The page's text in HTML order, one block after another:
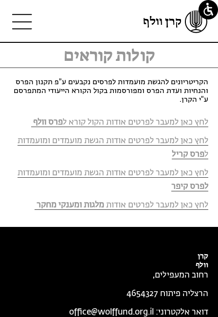
קולות קוראים
הקריטריונים להגשת מועמדות לפרסים נקבעים ע"פ תקנון הפרס
והנחיות ועדת הפרס ומפורסמות בקול הקורא הייעודי המתפרסם
ע"י הקרן.
לחץ כאן למעבר לפרטים אודות הקול קורא לפרס וולף
לחץ כאן למעבר לפרטים אודות הגשת מועמדים ומועמדות
לפרס קריל
לחץ כאן למעבר לפרטים אודות הגשת מועמדים ומועמדות
לפרס קיפר
לחץ כאן למעבר לפרטים אודות מלגות ומענקי מחקר
קרן
וולף
רחוב המעפילים,
הרצליה פיתוח 4654327
דואר אלקטרוני: office@wolffund.org.il